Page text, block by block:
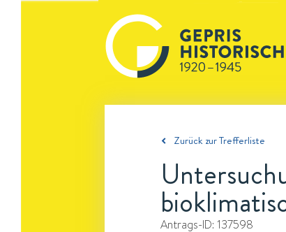
Zurück zur Trefferliste
Antrags-ID: 137598